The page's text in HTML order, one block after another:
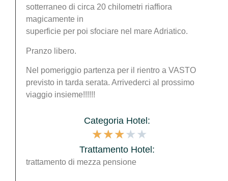
sotterraneo di circa 20 chilometri riaffiora
magicamente in
superficie per poi sfociare nel mare Adriatico.
Pranzo libero.
Nel pomeriggio partenza per il rientro a VASTO
previsto in tarda serata. Arrivederci al prossimo
viaggio insieme!!!!!!
Categoria Hotel:
★★★★★
Trattamento Hotel:
trattamento di mezza pensione